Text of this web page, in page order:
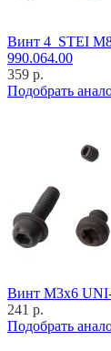
Винт 4_STEI
990.064.00
359 р.
Подобрать
Винт M3x6
241 р.
Подобрать